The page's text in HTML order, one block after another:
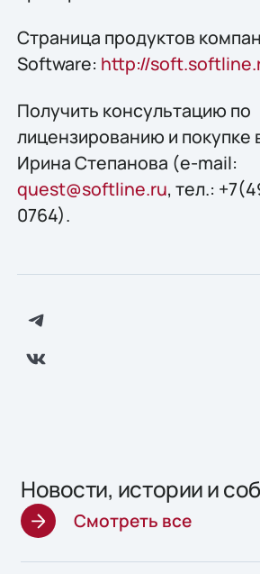
Страница продуктов
Software: http://
Получить конcультацию по
лицензированию и
Ирина Степанова (e-mail:
quest@softline.ru, тел.:
0764).
Новости, истории и
Смотреть все